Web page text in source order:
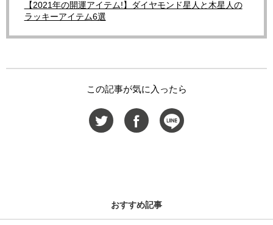
【2021年の開運アイテム!】ダイヤモンド星人と木星人の
ラッキーアイテム6選
この記事が気に入ったら
おすすめ記事